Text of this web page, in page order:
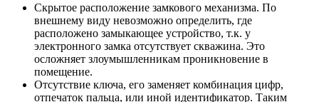
Скрытое расположение замкового механизма. По
внешнему виду невозможно определить, где
расположено замыкающее устройство, т.к. у
электронного замка отсутствует скважина. Это
осложняет злоумышленникам проникновение в
помещение.
Отсутствие ключа, его заменяет комбинация цифр,
отпечаток пальца, или иной идентификатор. Таким